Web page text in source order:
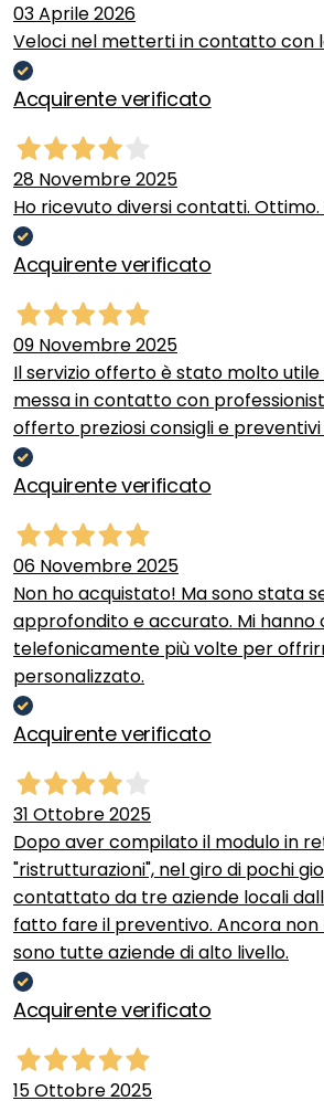
03 Aprile 2026
Veloci nel metterti in contatto con
Acquirente verificato
28 Novembre 2025
Ho ricevuto diversi contatti.
Acquirente verificato
09 Novembre 2025
Il servizio offerto è stato molto
messa in contatto con
offerto preziosi consigli e
Acquirente verificato
06 Novembre 2025
Non ho acquistato! Ma sono stata
approfondito e accurato. Mi
telefonicamente più volte per
personalizzato.
Acquirente verificato
31 Ottobre 2025
Dopo aver compilato il modulo in
"ristrutturazioni", nel giro di pochi
contattato da tre aziende locali
fatto fare il preventivo. Ancora
sono tutte aziende di alto livello.
Acquirente verificato
15 Ottobre 2025